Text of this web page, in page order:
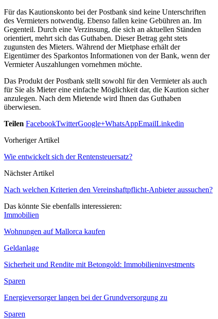
Für das Kautionskonto bei der Postbank sind keine Unterschriften
des Vermieters notwendig. Ebenso fallen keine Gebühren an. Im
Gegenteil. Durch eine Verzinsung, die sich an aktuellen Ständen
orientiert, mehrt sich das Guthaben. Dieser Betrag geht stets
zugunsten des Mieters. Während der Mietphase erhält der
Eigentümer des Sparkontos Informationen von der Bank, wenn der
Vermieter Auszahlungen vornehmen möchte.
Das Produkt der Postbank stellt sowohl für den Vermieter als auch
für Sie als Mieter eine einfache Möglichkeit dar, die Kaution sicher
anzulegen. Nach dem Mietende wird Ihnen das Guthaben
überwiesen.
Teilen FacebookTwitterGoogle+WhatsAppEmailLinkedin
Vorheriger Artikel
Wie entwickelt sich der Rentensteuersatz?
Nächster Artikel
Nach welchen Kriterien den Vereinshaftpflicht-Anbieter aussuchen?
Das könnte Sie ebenfalls interessieren:
Immobilien
Wohnungen auf Mallorca kaufen
Geldanlage
Sicherheit und Rendite mit Betongold: Immobilieninvestments
Sparen
Energieversorger langen bei der Grundversorgung zu
Sparen